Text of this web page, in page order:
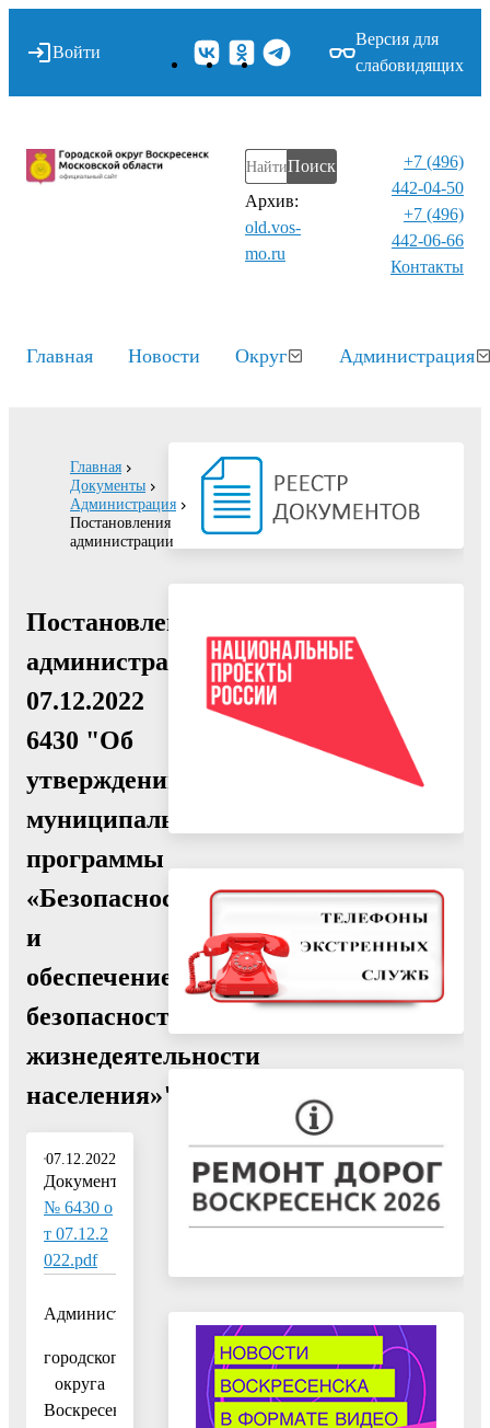
Войти
Версия для
слабовидящих
Поиск
Архив:
old.vos-
mo.ru
+7 (496)
442-04-50
+7 (496)
442-06-66
Контакты⁠
Главная Новости Округ Администрация
Главная
Документы
Администрация
Постановления
администрации
Постановление
администрации
07.12.2022
6430 "Об
утверждении
муниципальной
программы
«Безопасность
и
обеспечение
безопасности
жизнедеятельности
населения»"
07.12.2022
Документ:
№ 6430 о
т 07.12.2
022.pdf
Администрация
городского
округа
Воскресенск